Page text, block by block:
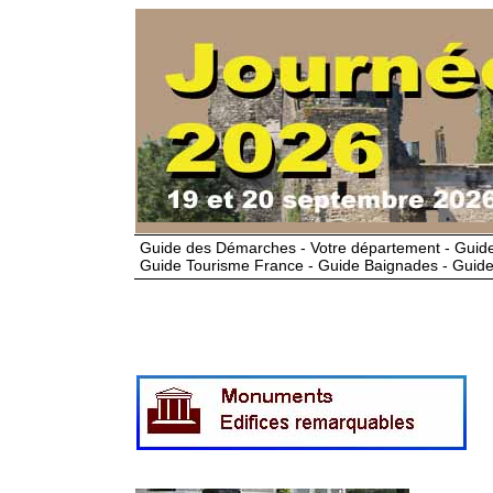
Guide des Démarches - Votre département -
Guide Tourisme France - Guide Baignades -